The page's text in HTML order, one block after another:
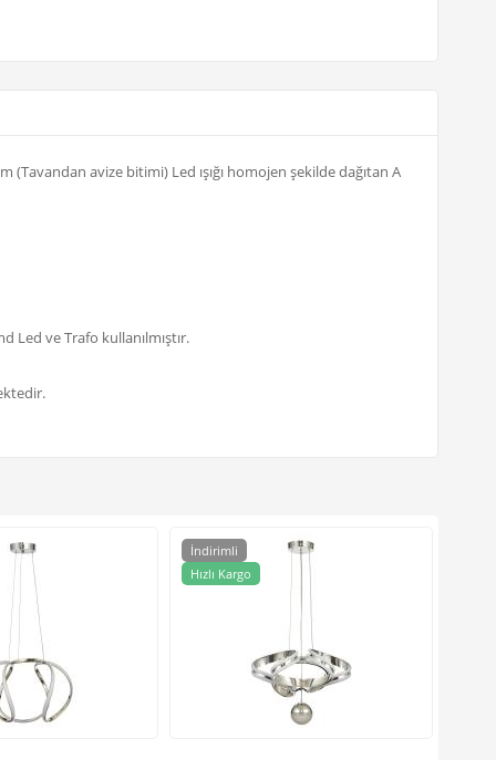
(Tavandan avize bitimi) Led ışığı homojen şekilde dağıtan A
Led ve Trafo kullanılmıştır.
İndirimli
Hızlı Kargo